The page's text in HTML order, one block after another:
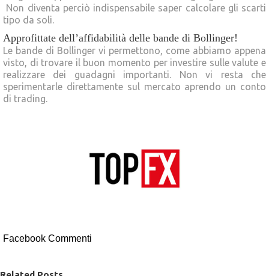
Non diventa perciò indispensabile saper calcolare gli scarti
tipo da soli.
Approfittate dell’affidabilità delle bande di Bollinger!
Le bande di Bollinger vi permettono, come abbiamo appena
visto, di trovare il buon momento per investire sulle valute e
realizzare dei guadagni importanti. Non vi resta che
sperimentarle direttamente sul mercato aprendo un conto
di trading.
Facebook Commenti